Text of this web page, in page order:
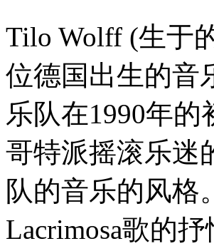
Tilo Wolff (生于
位德国出生的音
乐队在1990年
哥特派摇滚乐迷
队的音乐的风格
Lacrimosa歌的